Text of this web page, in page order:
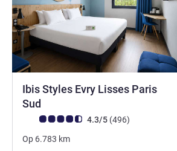
Ibis Styles Evry Lisses Paris
Sud
Avis-klantbeoordeling (ALL beoordeling)
4.3/5 (496beoordelingen
)
Op 6.783 km